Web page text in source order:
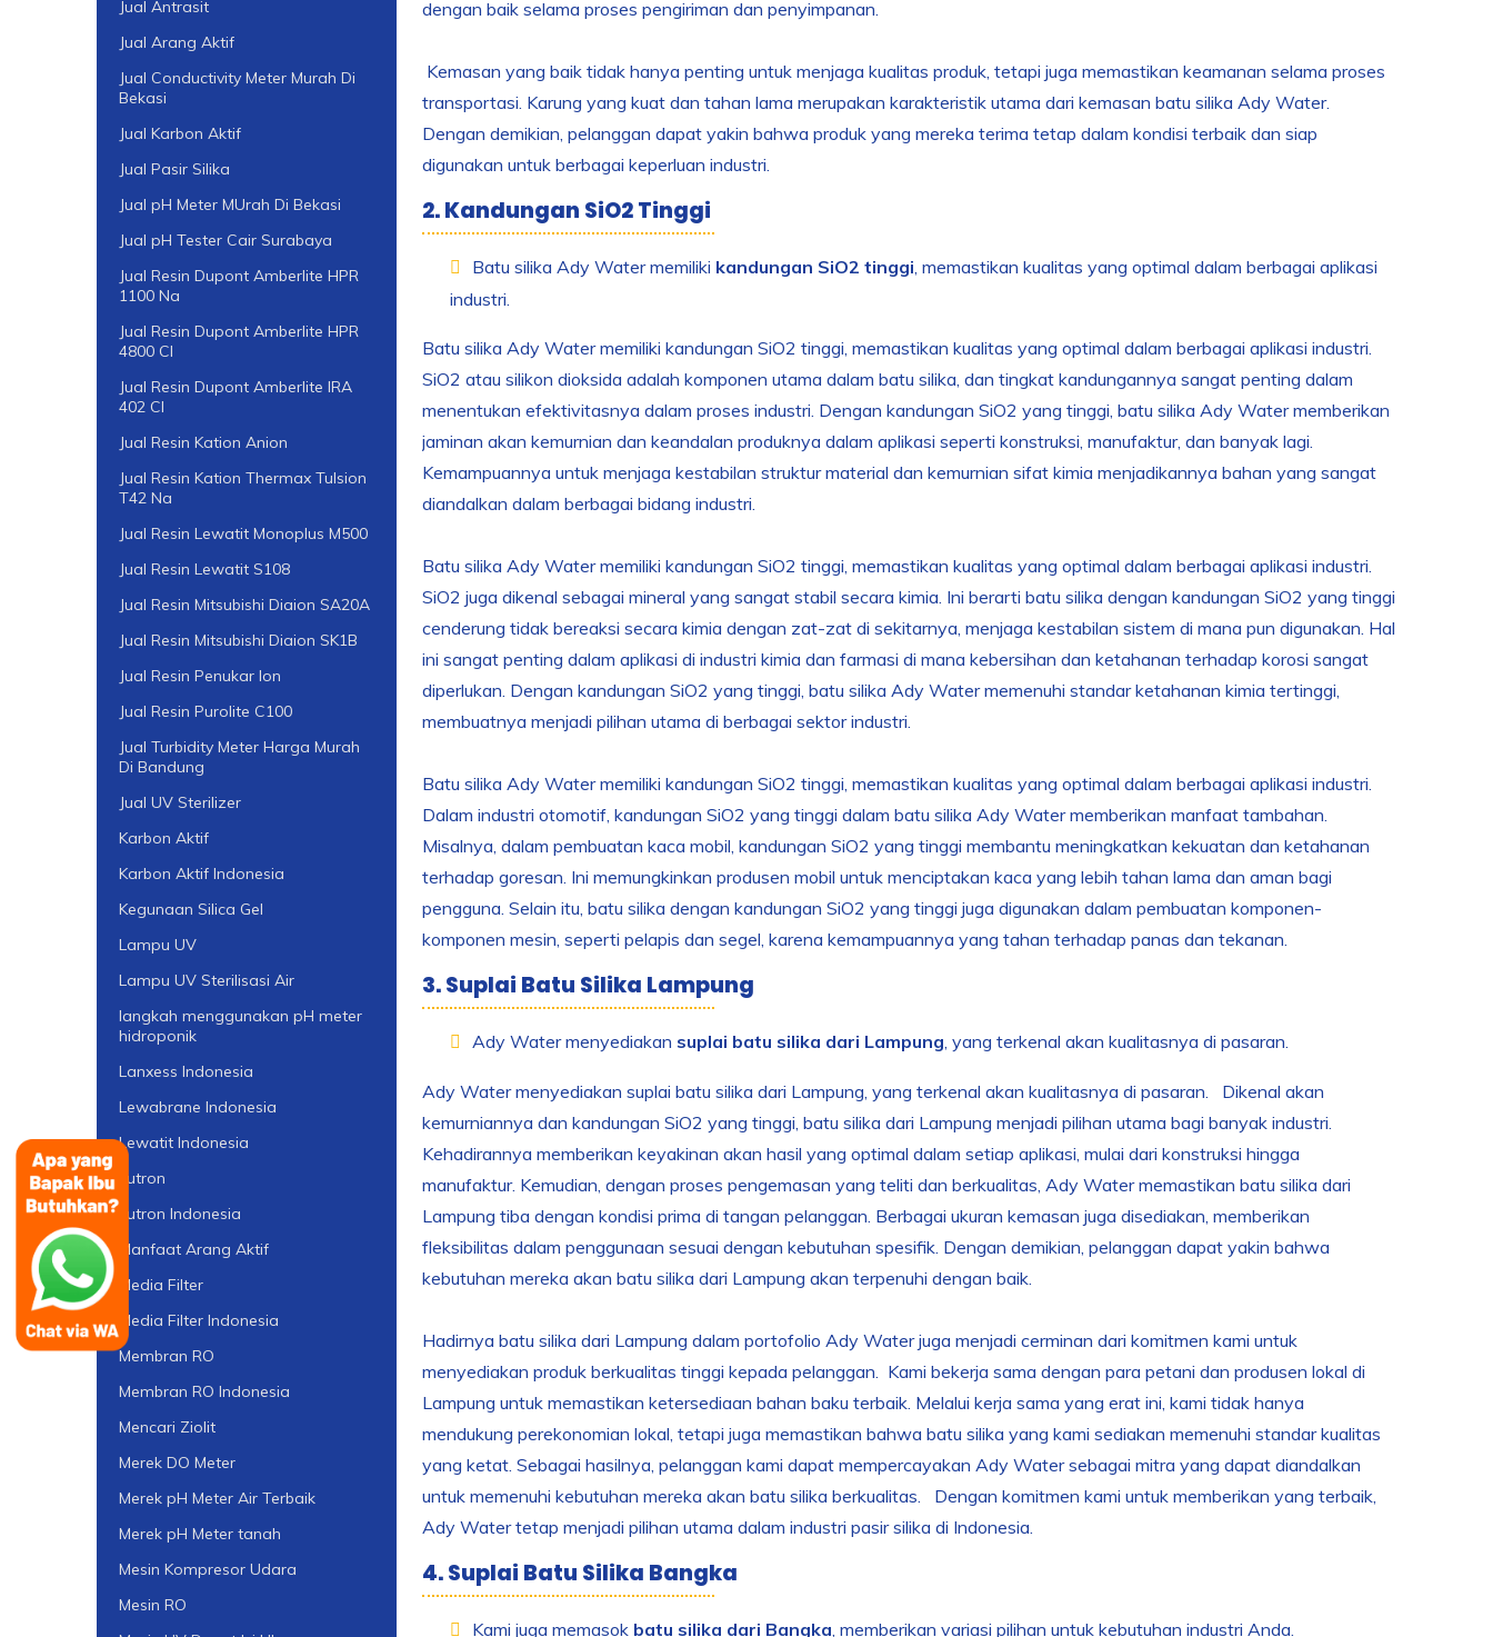
dengan baik selama proses pengiriman dan penyimpanan.
Kemasan yang baik tidak hanya penting untuk menjaga kualitas produk, tetapi juga memastikan keamanan selama proses
transportasi. Karung yang kuat dan tahan lama merupakan karakteristik utama dari kemasan batu silika Ady Water.
Dengan demikian, pelanggan dapat yakin bahwa produk yang mereka terima tetap dalam kondisi terbaik dan siap
digunakan untuk berbagai keperluan industri.
2. Kandungan SiO2 Tinggi
Batu silika Ady Water memiliki kandungan SiO2 tinggi , memastikan kualitas yang optimal dalam berbagai aplikasi
industri.
Batu silika Ady Water memiliki kandungan SiO2 tinggi, memastikan kualitas yang optimal dalam berbagai aplikasi industri.
SiO2 atau silikon dioksida adalah komponen utama dalam batu silika, dan tingkat kandungannya sangat penting dalam
menentukan efektivitasnya dalam proses industri. Dengan kandungan SiO2 yang tinggi, batu silika Ady Water memberikan
jaminan akan kemurnian dan keandalan produknya dalam aplikasi seperti konstruksi, manufaktur, dan banyak lagi.
Kemampuannya untuk menjaga kestabilan struktur material dan kemurnian sifat kimia menjadikannya bahan yang sangat
diandalkan dalam berbagai bidang industri.
Batu silika Ady Water memiliki kandungan SiO2 tinggi, memastikan kualitas yang optimal dalam berbagai aplikasi industri.
SiO2 juga dikenal sebagai mineral yang sangat stabil secara kimia. Ini berarti batu silika dengan kandungan SiO2 yang tinggi
cenderung tidak bereaksi secara kimia dengan zat-zat di sekitarnya, menjaga kestabilan sistem di mana pun digunakan. Hal
ini sangat penting dalam aplikasi di industri kimia dan farmasi di mana kebersihan dan ketahanan terhadap korosi sangat
diperlukan. Dengan kandungan SiO2 yang tinggi, batu silika Ady Water memenuhi standar ketahanan kimia tertinggi,
membuatnya menjadi pilihan utama di berbagai sektor industri.
Batu silika Ady Water memiliki kandungan SiO2 tinggi, memastikan kualitas yang optimal dalam berbagai aplikasi industri.
Dalam industri otomotif, kandungan SiO2 yang tinggi dalam batu silika Ady Water memberikan manfaat tambahan.
Misalnya, dalam pembuatan kaca mobil, kandungan SiO2 yang tinggi membantu meningkatkan kekuatan dan ketahanan
terhadap goresan. Ini memungkinkan produsen mobil untuk menciptakan kaca yang lebih tahan lama dan aman bagi
pengguna. Selain itu, batu silika dengan kandungan SiO2 yang tinggi juga digunakan dalam pembuatan komponen-
komponen mesin, seperti pelapis dan segel, karena kemampuannya yang tahan terhadap panas dan tekanan.
3. Suplai Batu Silika Lampung
Ady Water menyediakan suplai batu silika dari Lampung , yang terkenal akan kualitasnya di pasaran.
Ady Water menyediakan suplai batu silika dari Lampung, yang terkenal akan kualitasnya di pasaran. Dikenal akan
kemurniannya dan kandungan SiO2 yang tinggi, batu silika dari Lampung menjadi pilihan utama bagi banyak industri.
Kehadirannya memberikan keyakinan akan hasil yang optimal dalam setiap aplikasi, mulai dari konstruksi hingga
manufaktur. Kemudian, dengan proses pengemasan yang teliti dan berkualitas, Ady Water memastikan batu silika dari
Lampung tiba dengan kondisi prima di tangan pelanggan. Berbagai ukuran kemasan juga disediakan, memberikan
fleksibilitas dalam penggunaan sesuai dengan kebutuhan spesifik. Dengan demikian, pelanggan dapat yakin bahwa
kebutuhan mereka akan batu silika dari Lampung akan terpenuhi dengan baik.
Hadirnya batu silika dari Lampung dalam portofolio Ady Water juga menjadi cerminan dari komitmen kami untuk
menyediakan produk berkualitas tinggi kepada pelanggan. Kami bekerja sama dengan para petani dan produsen lokal di
Lampung untuk memastikan ketersediaan bahan baku terbaik. Melalui kerja sama yang erat ini, kami tidak hanya
mendukung perekonomian lokal, tetapi juga memastikan bahwa batu silika yang kami sediakan memenuhi standar kualitas
yang ketat. Sebagai hasilnya, pelanggan kami dapat mempercayakan Ady Water sebagai mitra yang dapat diandalkan
untuk memenuhi kebutuhan mereka akan batu silika berkualitas. Dengan komitmen kami untuk memberikan yang terbaik,
Ady Water tetap menjadi pilihan utama dalam industri pasir silika di Indonesia.
4. Suplai Batu Silika Bangka
Kami juga memasok batu silika dari Bangka , memberikan variasi pilihan untuk kebutuhan industri Anda.
Jual Antrasit
Jual Arang Aktif
Jual Conductivity Meter Murah Di
Bekasi
Jual Karbon Aktif
Jual Pasir Silika
Jual pH Meter MUrah Di Bekasi
Jual pH Tester Cair Surabaya
Jual Resin Dupont Amberlite HPR
1100 Na
Jual Resin Dupont Amberlite HPR
4800 Cl
Jual Resin Dupont Amberlite IRA
402 Cl
Jual Resin Kation Anion
Jual Resin Kation Thermax Tulsion
T42 Na
Jual Resin Lewatit Monoplus M500
Jual Resin Lewatit S108
Jual Resin Mitsubishi Diaion SA20A
Jual Resin Mitsubishi Diaion SK1B
Jual Resin Penukar Ion
Jual Resin Purolite C100
Jual Turbidity Meter Harga Murah
Di Bandung
Jual UV Sterilizer
Karbon Aktif
Karbon Aktif Indonesia
Kegunaan Silica Gel
Lampu UV
Lampu UV Sterilisasi Air
langkah menggunakan pH meter
hidroponik
Lanxess Indonesia
Lewabrane Indonesia
Lewatit Indonesia
Lutron
Lutron Indonesia
Manfaat Arang Aktif
Media Filter
Media Filter Indonesia
Membran RO
Membran RO Indonesia
Mencari Ziolit
Merek DO Meter
Merek pH Meter Air Terbaik
Merek pH Meter tanah
Mesin Kompresor Udara
Mesin RO